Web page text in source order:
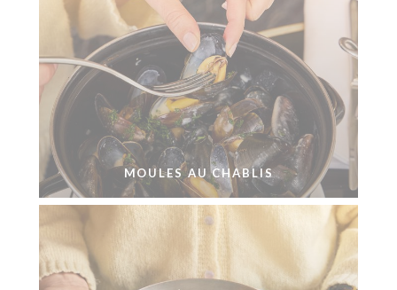
MOULES AU CHABLIS